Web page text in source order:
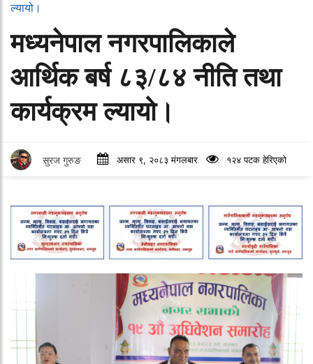
ल्यायो।
मध्यनेपाल नगरपालिकाले
आर्थिक बर्ष ८३/८४ नीति तथा
कार्यक्रम ल्यायो।
सुरज गुरुङ असार ९, २०८३ मंगलबार १२४ पटक हेरिएको